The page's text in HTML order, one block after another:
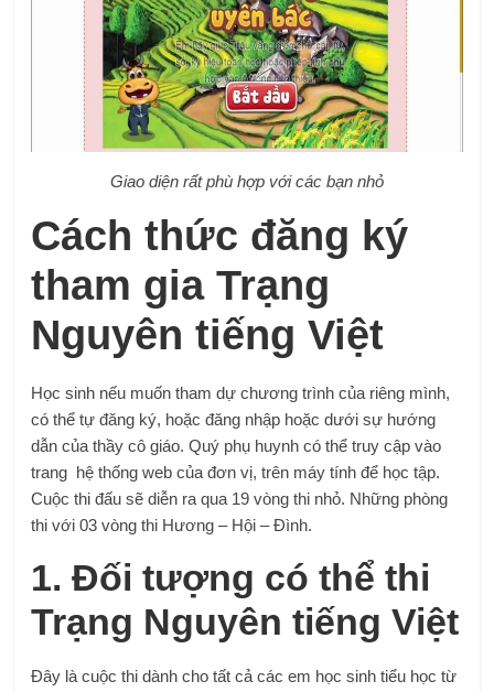
Giao diện rất phù hợp với các bạn nhỏ
Cách thức đăng ký
tham gia Trạng
Nguyên tiếng Việt
Học sinh nếu muốn tham dự chương trình của riêng mình,
có thể tự đăng ký, hoặc đăng nhập hoặc dưới sự hướng
dẫn của thầy cô giáo. Quý phụ huynh có thể truy cập vào
trang hệ thống web của đơn vị, trên máy tính để học tập.
Cuộc thi đấu sẽ diễn ra qua 19 vòng thi nhỏ. Những phòng
thi với 03 vòng thi Hương – Hội – Đình.
1. Đối tượng có thể thi
Trạng Nguyên tiếng Việt
Đây là cuộc thi dành cho tất cả các em học sinh tiểu học từ